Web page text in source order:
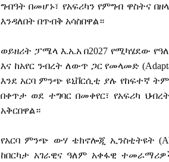
ግብዓት በመሆኑ፣ የአፍሪካን የምግብ ዋስትና
እንዳለበት በጥብቅ አሳስበዋል።
ወይዘሪት ፓሜላ እ.አ.አ በ2027የሚካሄደው
እና ከአየር ንብረት ለውጥ ጋር የመላመድ
እንደ አርባ ምንጭ ዩኒቨርሲቲ ያሉ የከፍተኛ
በቀጥታ ወደ ተግባር በመቀየር፣ የአፍሪካ ህብረት
አቅርበዋል።
የአርባ ምንጭ ውሃ ቴክኖሎጂ ኢንስቲትዩት
ከበርካታ አገራዊና ዓለም አቀፋዊ